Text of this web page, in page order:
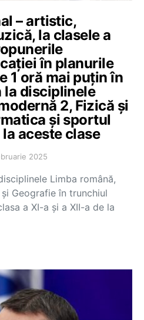
– artistic,
la clasele a
în planurile
1 oră mai puțin în
disciplinele
2, Fizică și
și sportul
aceste clase
2025
Limba română,
Geografie în trunchiul
a XI-a și a XII-a de la